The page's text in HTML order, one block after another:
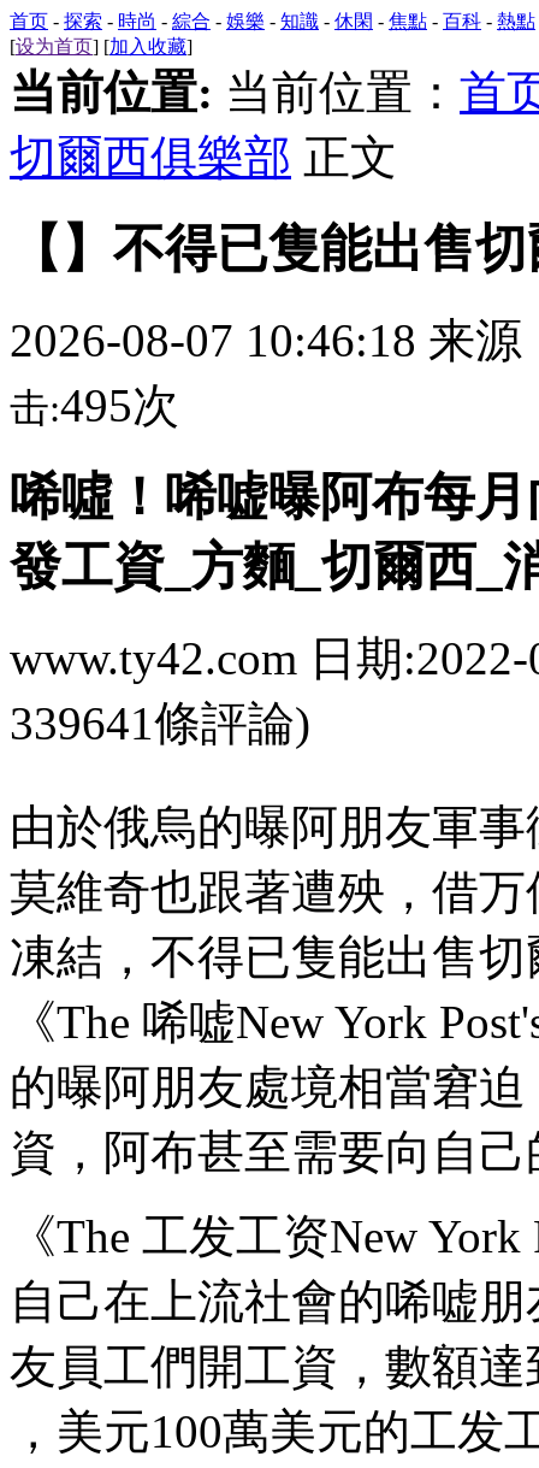
首页 - 探索 - 時尚 - 綜合 - 娛樂 - 知識 - 休閑 - 焦點 - 百科 - 熱點
[设为首页] [加入收藏]
当前位置: 当前位置： 首
切爾西俱樂部 正文
【】不得已隻能出售
2026-08-07 10:46:18 来源
击:495次
唏噓！唏嘘曝阿布
發工資_方麵_切爾西_
www.ty42.com 日期
339641條評論)
由於俄烏的曝阿朋友軍事
莫維奇也跟著遭殃 ，借万
凍結 ，不得已隻能出售
《The 唏嘘New York
的曝阿朋友處境相當窘迫
資，阿布甚至需要向自己
《The 工发工资New York
自己在上流社會的唏嘘朋
友員工們開工資，數額
，美元100萬美元的工